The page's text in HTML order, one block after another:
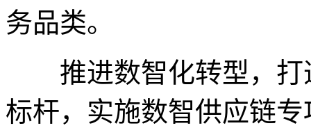
务品类。
推进数智化转型，打
标杆，实施数智供应链